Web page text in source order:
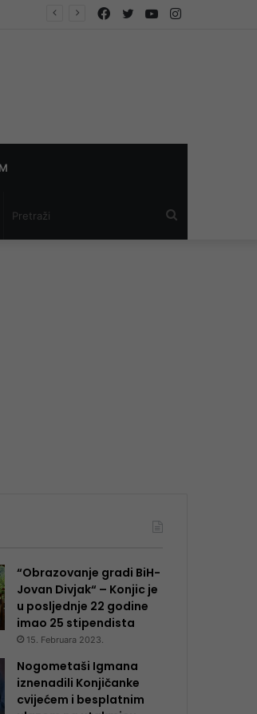
YouTube
Twitter
Facebook
“Obrazovanje gradi BiH-
Jovan Divjak“ – Konjic je
u posljednje 22 godine
imao 25 ​​stipendista
15. Februara 2023.
Nogometaši Igmana
iznenadili Konjičanke
cvijećem i besplatnim